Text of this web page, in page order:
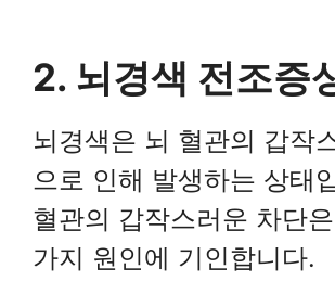
2. 뇌경색 전조증
뇌경색은 뇌 혈관의 갑작
으로 인해 발생하는 상태
혈관의 갑작스러운 차단
가지 원인에 기인합니다.